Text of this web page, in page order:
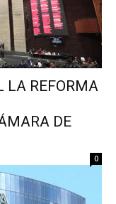
LA REFORMA
DE
0